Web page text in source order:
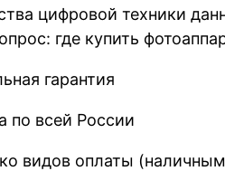
цифровой техники
где купить
гарантия
по всей России
видов оплаты